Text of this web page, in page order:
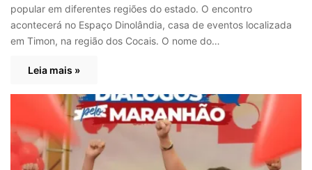
popular em diferentes regiões do estado. O encontro
acontecerá no Espaço Dinolândia, casa de eventos localizada
em Timon, na região dos Cocais. O nome do…
Leia mais »